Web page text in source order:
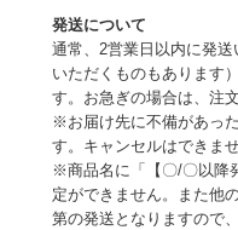
発送について
通常、2営業日以内に発
いただくものもあります
す。お急ぎの場合は、注
※お届け先に不備があっ
す。キャンセルはできま
※商品名に「【〇/〇以降
定ができません。また他
第の発送となりますので